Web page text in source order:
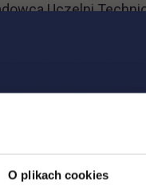
O plikach cookies
Uczelni